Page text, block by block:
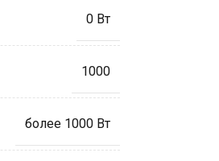
0 Вт
1000
более 1000 Вт